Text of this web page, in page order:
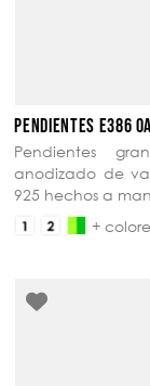
PENDIENTES E386
Pendientes
anodizado de
925 hechos a
+